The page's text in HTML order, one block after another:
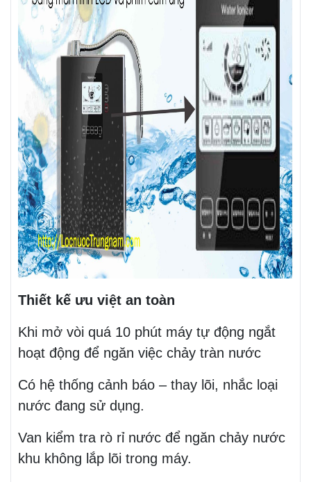
Thiết kế ưu việt an toàn
Khi mở vòi quá 10 phút máy tự động ngắt
hoạt động để ngăn việc chảy tràn nước
Có hệ thống cảnh báo – thay lõi, nhắc loại
nước đang sử dụng.
Van kiểm tra rò rỉ nước để ngăn chảy nước
khu không lắp lõi trong máy.